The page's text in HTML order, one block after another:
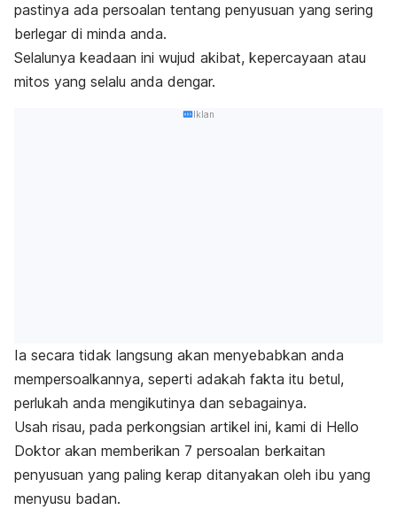
pastinya ada persoalan tentang penyusuan yang sering
berlegar di minda anda.
Selalunya keadaan ini wujud akibat, kepercayaan atau
mitos yang selalu anda dengar.
Iklan
Ia secara tidak langsung akan menyebabkan anda
mempersoalkannya, seperti adakah fakta itu betul,
perlukah anda mengikutinya dan sebagainya.
Usah risau, pada perkongsian artikel ini, kami di Hello
Doktor akan memberikan 7 persoalan berkaitan
penyusuan yang paling kerap ditanyakan oleh ibu yang
menyusu badan.